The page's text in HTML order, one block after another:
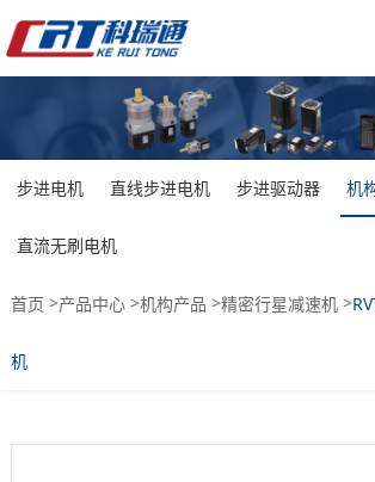
步进电机 直线步进电机 步进驱动器 机
直流无刷电机
首页 >产品中心>机构产品 >精密行星减速机>
机